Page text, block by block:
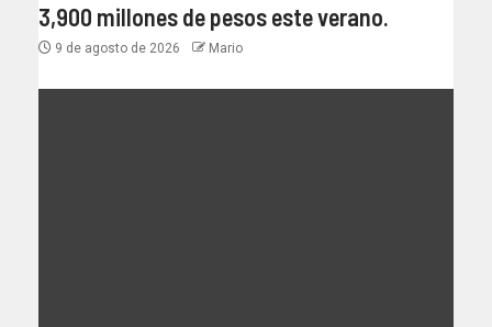
3,900 millones de pesos este verano.
9 de agosto de 2026 Mario